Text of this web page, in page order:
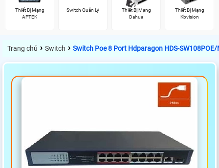
Thiết Bị Mạng
APTEK
Switch Quản Lý
Thiết Bị Mạng
Dahua
Thiết Bị Mạng
Kbvision
Trang chủ › Switch › Switch Poe 8 Port Hdparagon HDS-SW108POE/